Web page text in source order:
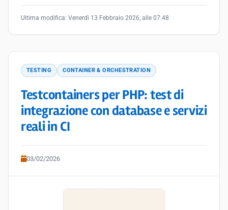
Ultima modifica: Venerdì 13 Febbraio 2026, alle 07:48
TESTING CONTAINER & ORCHESTRATION
Testcontainers per PHP: test di
integrazione con database e servizi
reali in CI
03/02/2026